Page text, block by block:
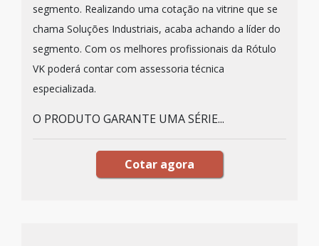
segmento. Realizando uma cotação na vitrine que se
chama Soluções Industriais, acaba achando a líder do
segmento. Com os melhores profissionais da Rótulo
VK poderá contar com assessoria técnica
especializada.
O PRODUTO GARANTE UMA SÉRIE...
Cotar agora